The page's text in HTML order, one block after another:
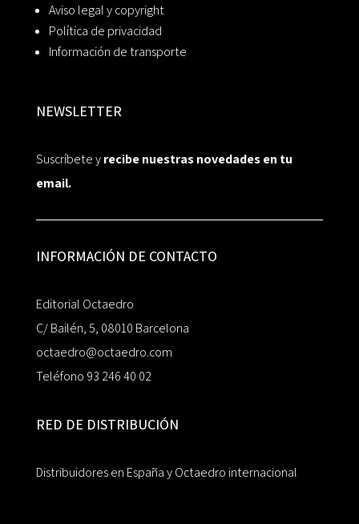
Aviso legal y copyright
Política de privacidad
Información de transporte
NEWSLETTER
Suscríbete yrecibe nuestras novedades en tu
email.
INFORMACIÓN DE CONTACTO
Editorial Octaedro
C/ Bailén, 5, 08010 Barcelona
octaedro@octaedro.com
Teléfono 93 246 40 02
RED DE DISTRIBUCIÓN
Distribuidores en España y Octaedro internacional